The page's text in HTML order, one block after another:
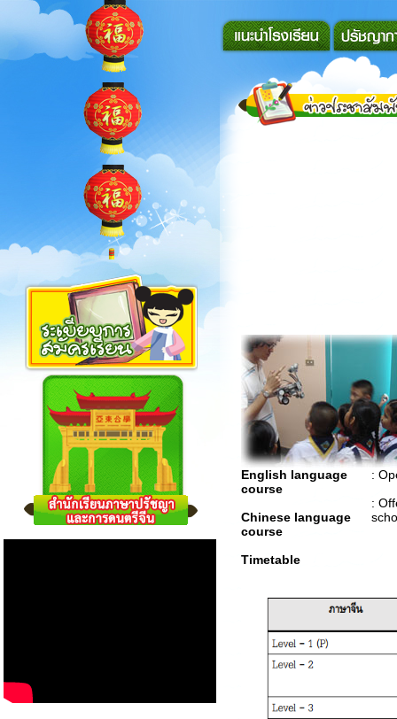
English language
course
:
Chinese language
course
:
Timetable